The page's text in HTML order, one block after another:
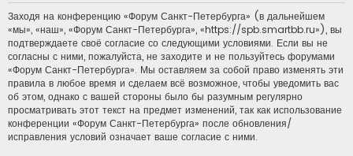
с
Заходя на конференцию «Форум Санкт-Петербурга» (в дальнейшем
«мы», «наш», «Форум Санкт-Петербурга», «https://spb.smartbb.ru»), вы
подтверждаете своё согласие со следующими условиями. Если вы не
согласны с ними, пожалуйста, не заходите и не пользуйтесь форумами
«Форум Санкт-Петербурга». Мы оставляем за собой право изменять эти
правила в любое время и сделаем всё возможное, чтобы уведомить вас
об этом, однако с вашей стороны было бы разумным регулярно
просматривать этот текст на предмет изменений, так как использование
конференции «Форум Санкт-Петербурга» после обновления/
исправления условий означает ваше согласие с ними.